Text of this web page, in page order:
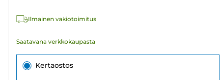
Ilmainen vakiotoimitus
Saatavana verkkokaupasta
Kertaostos